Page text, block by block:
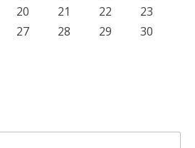
20 21 22
23
27 28 29
30